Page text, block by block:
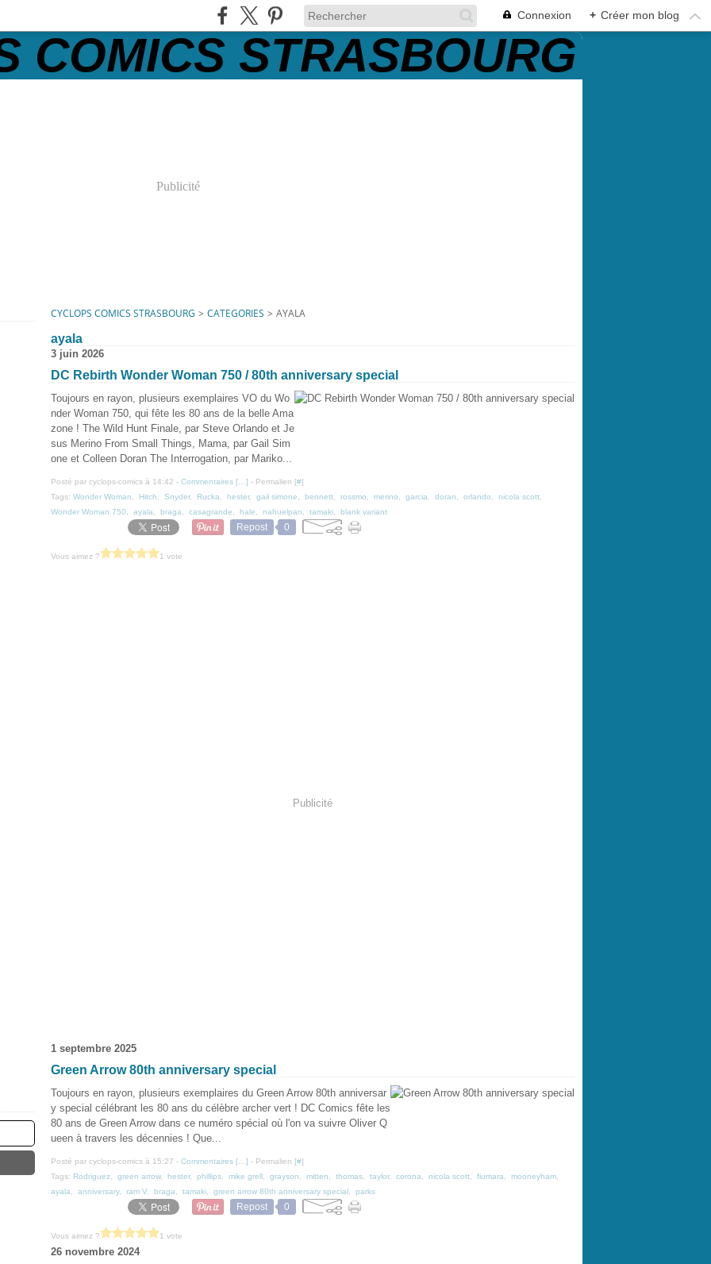
Connexion + Créer mon blog
Publicité
CYCLOPS COMICS STRASBOURG > CATEGORIES > AYALA
ayala
3 juin 2026
DC Rebirth Wonder Woman 750 / 80th anniversary special
Toujours en rayon, plusieurs exemplaires VO du Wo
nder Woman 750, qui fête les 80 ans de la belle Ama
zone ! The Wild Hunt Finale, par Steve Orlando et Je
sus Merino From Small Things, Mama, par Gail Sim
one et Colleen Doran The Interrogation, par Mariko...
Posté par cyclops-comics à 14:42 - Commentaires [ ] - Permalien [#]
Tags: Wonder Woman Hitch Snyder, Rucka hester, gail simone bennett rossmo merino garcia doran orlando nicola scott
Wonder Woman 750
ayala braga casagrande hale nahuelpan tamaki blank variant
Repost 0
Vous aimez ? 1 vote
Publicité
1 septembre 2025
Green Arrow 80th anniversary special
Toujours en rayon, plusieurs exemplaires du Green Arrow 80th anniversar
y special célébrant les 80 ans du célèbre archer vert ! DC Comics fête les
80 ans de Green Arrow dans ce numéro spécial où l'on va suivre Oliver Q
ueen à travers les décennies ! Que...
Posté par cyclops-comics à 15:27 - Commentaires [ ] - Permalien [#]
Tags: Rodriguez green arrow, hester, phillips mike grell grayson mitten thomas taylor, corona nicola scott fiumara mooneyham
ayala
anniversary, ram V, braga tamaki green arrow 80th anniversary special parks
Repost 0
Vous aimez ? 1 vote
26 novembre 2024